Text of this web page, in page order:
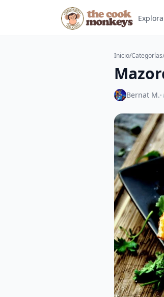
Inicio/Categorías/
Bernat M.·